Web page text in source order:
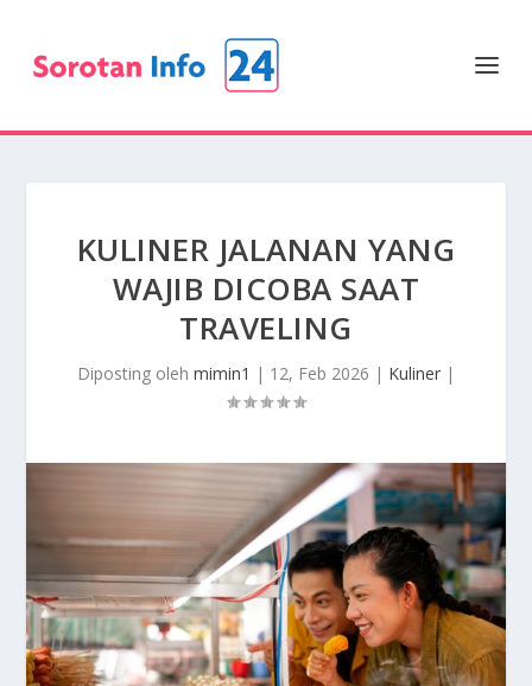
KULINER JALANAN YANG
WAJIB DICOBA SAAT
TRAVELING
Diposting oleh mimin1 | 12, Feb 2026 | Kuliner |